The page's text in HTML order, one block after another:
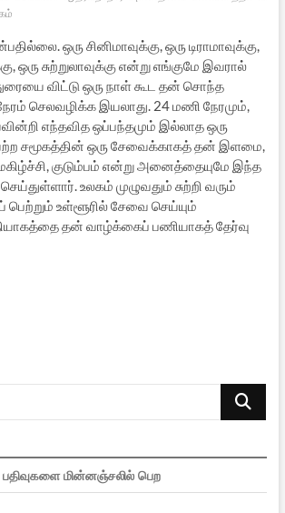
ஒரு சினிமாவுக்கு, ஒரு டிராமாவுக்கு,
ஒரு சுற்றுலாவுக்கு என்று எங்குமே இவரால்
விட்டு ஒரு நாள் கூட தன் சொந்த
செலவழிக்க இயலாது. 24 மணி நேரமும்,
எந்தவித ஒப்பந்தமும் இல்லாத ஒரு
சமூகத்தின் ஒரு சேவைக்காகத் தன் இளமை,
குடும்பம் என்று அனைத்தையுமே இந்த
உலகம் முழுவதும் சுற்றி வரும்
பெற்றும் உள்ளூரில் சேவை செய்யும்
தன் வாழ்க்கைப் பணியாகத் தேர்வு
Search
பதிவுகளை மின்னஞ்சலில் பெற